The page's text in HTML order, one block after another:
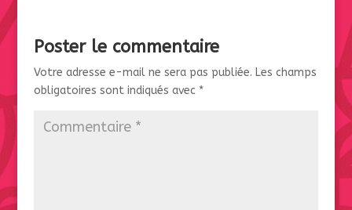
Poster le commentaire
Votre adresse e-mail ne sera pas publiée. Les champs
obligatoires sont indiqués avec *